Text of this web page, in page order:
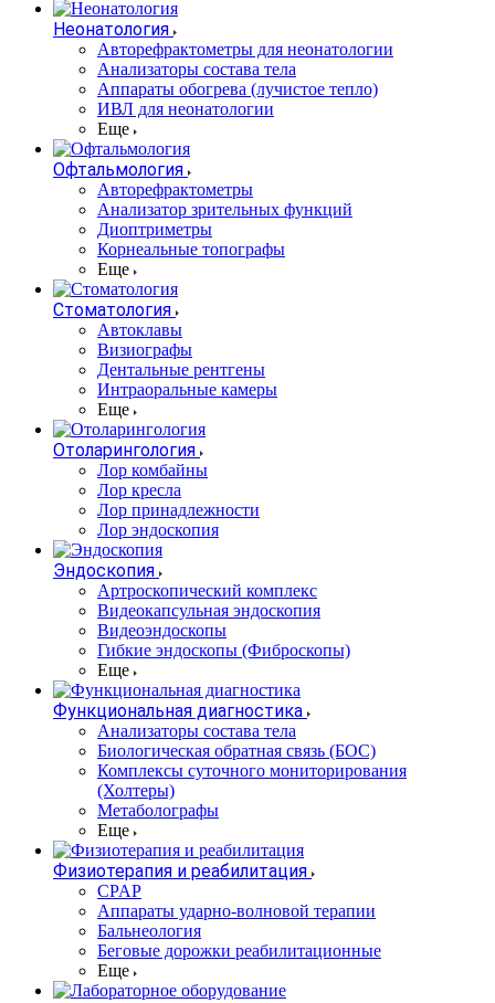
Неонатология
Авторефрактометры для неонатологии
Анализаторы состава тела
Аппараты обогрева (лучистое тепло)
ИВЛ для неонатологии
Еще
Офтальмология
Авторефрактометры
Анализатор зрительных функций
Диоптриметры
Корнеальные топографы
Еще
Стоматология
Автоклавы
Визиографы
Дентальные рентгены
Интраоральные камеры
Еще
Отоларингология
Лор комбайны
Лор кресла
Лор принадлежности
Лор эндоскопия
Эндоскопия
Артроскопический комплекс
Видеокапсульная эндоскопия
Видеоэндоскопы
Гибкие эндоскопы (Фиброcкопы)
Еще
Функциональная диагностика
Анализаторы состава тела
Биологическая обратная связь (БОС)
Комплексы суточного мониторирования
(Холтеры)
Метаболографы
Еще
Физиотерапия и реабилитация
CPAP
Аппараты ударно-волновой терапии
Бальнеология
Беговые дорожки реабилитационные
Еще